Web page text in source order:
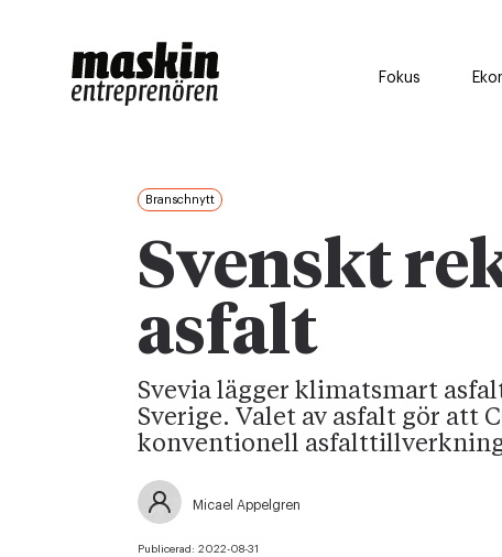
Fokus
Branschnytt
Svenskt
asfalt
Svevia lägger klimatsmart
Sverige. Valet av asfalt gör att
konventionell
Micael Appelgren
Publicerad: 2022-08-31